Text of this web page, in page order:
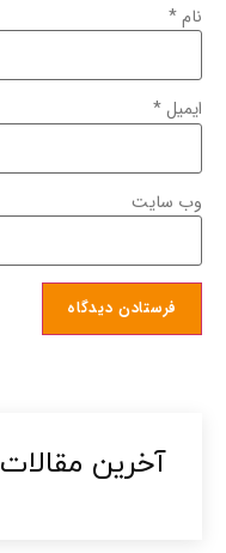
نام*
ایمیل*
وب‌ سایت
آخرین مقالات​